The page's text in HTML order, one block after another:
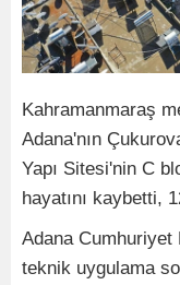
Kahramanmaraş
Adana'nın
Yapı Sitesi'nin C
hayatını kaybetti,
Adana Cumhuriyet
teknik uygulama